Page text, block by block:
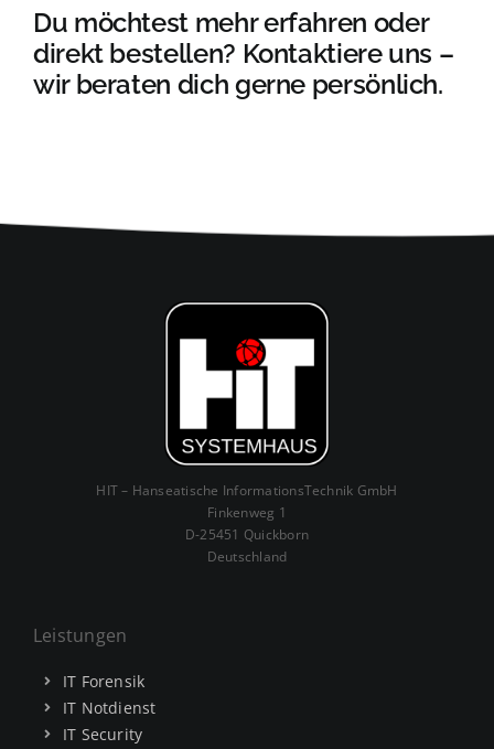
Du möchtest mehr erfahren oder
direkt bestellen? Kontaktiere uns –
wir beraten dich gerne persönlich.
HIT – Hanseatische InformationsTechnik GmbH
Finkenweg 1
D-25451 Quickborn
Deutschland
Leistungen
IT Forensik
IT Notdienst
IT Security